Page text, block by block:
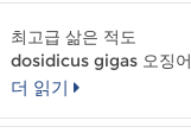
최고급 삶은 적도
dosidicus gigas 오징어
링
더 읽기